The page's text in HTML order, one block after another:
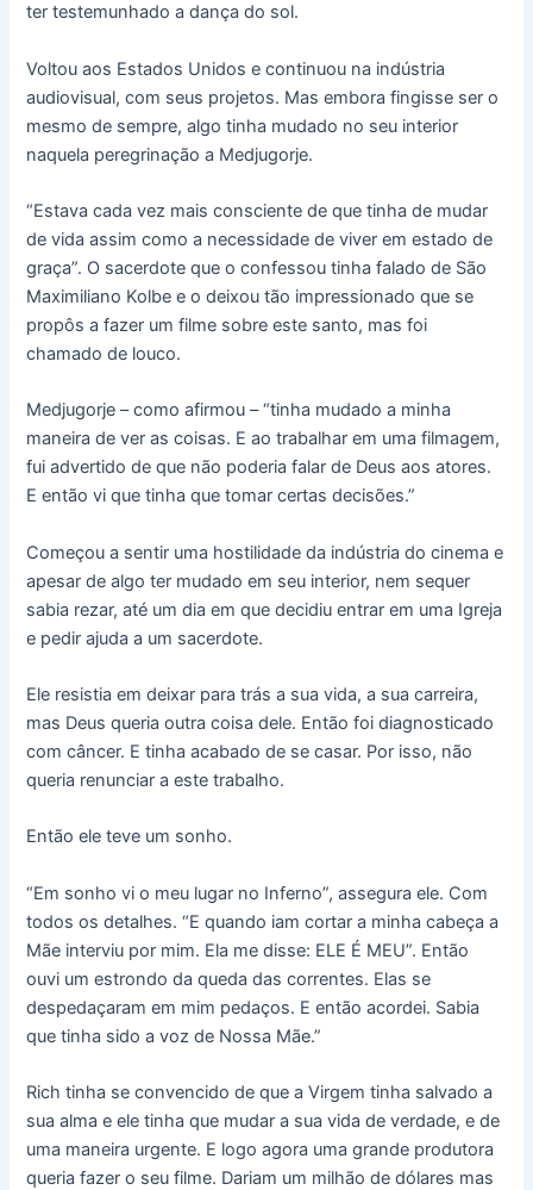
ter testemunhado a dança do sol.
Voltou aos Estados Unidos e continuou na indústria
audiovisual, com seus projetos. Mas embora fingisse ser o
mesmo de sempre, algo tinha mudado no seu interior
naquela peregrinação a Medjugorje.
“Estava cada vez mais consciente de que tinha de mudar
de vida assim como a necessidade de viver em estado de
graça”. O sacerdote que o confessou tinha falado de São
Maximiliano Kolbe e o deixou tão impressionado que se
propôs a fazer um filme sobre este santo, mas foi
chamado de louco.
Medjugorje – como afirmou – “tinha mudado a minha
maneira de ver as coisas. E ao trabalhar em uma filmagem,
fui advertido de que não poderia falar de Deus aos atores.
E então vi que tinha que tomar certas decisões.”
Começou a sentir uma hostilidade da indústria do cinema e
apesar de algo ter mudado em seu interior, nem sequer
sabia rezar, até um dia em que decidiu entrar em uma Igreja
e pedir ajuda a um sacerdote.
Ele resistia em deixar para trás a sua vida, a sua carreira,
mas Deus queria outra coisa dele. Então foi diagnosticado
com câncer. E tinha acabado de se casar. Por isso, não
queria renunciar a este trabalho.
Então ele teve um sonho.
“Em sonho vi o meu lugar no Inferno”, assegura ele. Com
todos os detalhes. “E quando iam cortar a minha cabeça a
Mãe interviu por mim. Ela me disse: ELE É MEU”. Então
ouvi um estrondo da queda das correntes. Elas se
despedaçaram em mim pedaços. E então acordei. Sabia
que tinha sido a voz de Nossa Mãe.”
Rich tinha se convencido de que a Virgem tinha salvado a
sua alma e ele tinha que mudar a sua vida de verdade, e de
uma maneira urgente. E logo agora uma grande produtora
queria fazer o seu filme. Dariam um milhão de dólares mas